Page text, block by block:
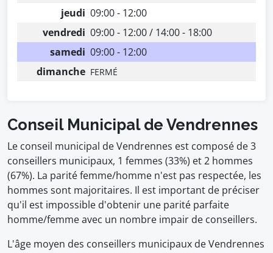
jeudi 09:00 - 12:00
vendredi 09:00 - 12:00 / 14:00 - 18:00
samedi 09:00 - 12:00
dimanche FERMÉ
Conseil Municipal de Vendrennes
Le conseil municipal de Vendrennes est composé de 3
conseillers municipaux, 1 femmes (33%) et 2 hommes
(67%). La parité femme/homme n'est pas respectée, les
hommes sont majoritaires. Il est important de préciser
qu'il est impossible d'obtenir une parité parfaite
homme/femme avec un nombre impair de conseillers.
L'âge moyen des conseillers municipaux de Vendrennes